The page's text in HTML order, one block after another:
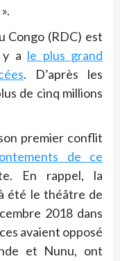
Congo (RDC) est
y a le plus grand
. D’après les
de cinq millions
premier conflit
de ce
En rappel, la
été le théâtre de
2018 dans
avaient opposé
et Nunu, ont